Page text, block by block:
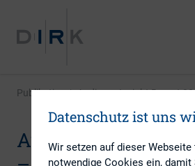
Publikation| Audience Insight Report
Audience Insight
Datenschutz ist uns
Wir setzen auf dieser
notwendige Cookies ein, damit